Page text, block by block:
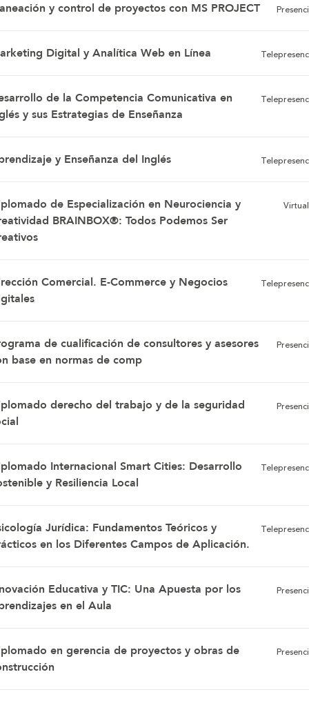
y control de proyectos con MS PROJECT
Digital y Analítica Web en Línea
de la Competencia Comunicativa en
y sus Estrategias de Enseñanza
y Enseñanza del Inglés
Virtual
de Especialización en Neurociencia y
BRAINBOX®: Todos Podemos Ser
Comercial. E-Commerce y Negocios
de cualificación de consultores y asesores
base en normas de comp
derecho del trabajo y de la seguridad
Internacional Smart Cities: Desarrollo
y Resiliencia Local
Jurídica: Fundamentos Teóricos y
en los Diferentes Campos de Aplicación.
Educativa y TIC: Una Apuesta por los
en el Aula
en gerencia de proyectos y obras de